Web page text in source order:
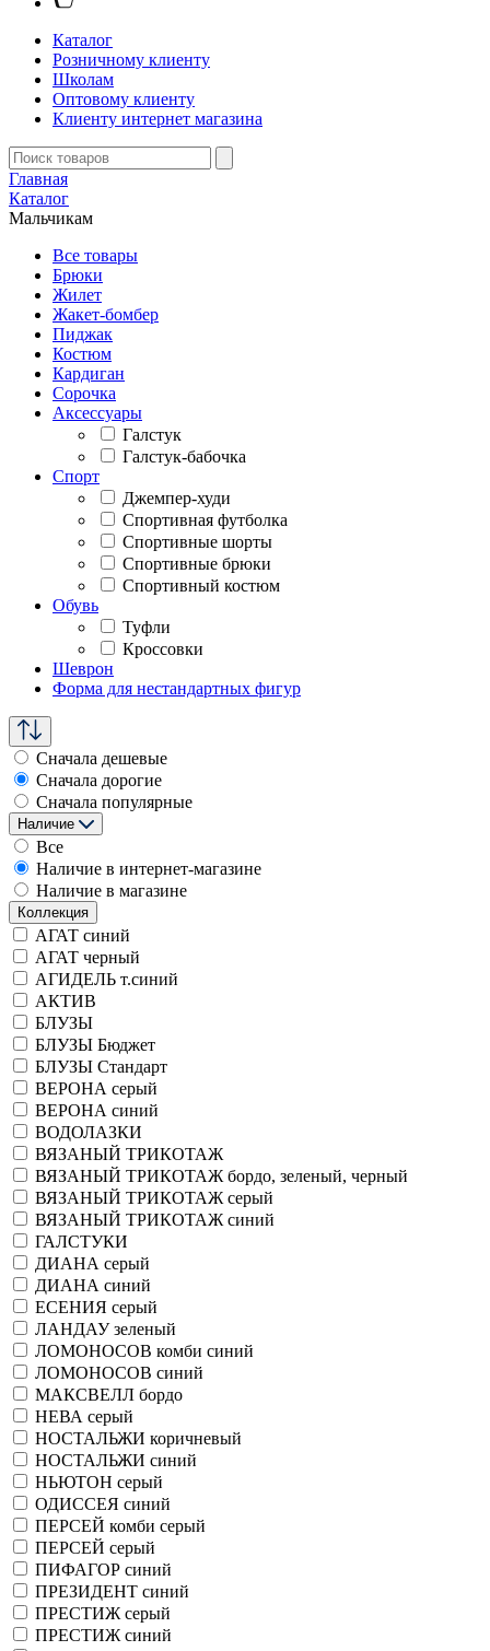
Каталог
Розничному клиенту
Школам
Оптовому клиенту
Клиенту интернет магазина
Главная
Каталог
Мальчикам
Все товары
Брюки
Жилет
Жакет-бомбер
Пиджак
Костюм
Кардиган
Сорочка
Аксессуары
Галстук
Галстук-бабочка
Спорт
Джемпер-худи
Спортивная футболка
Спортивные шорты
Спортивные брюки
Спортивный костюм
Обувь
Туфли
Кроссовки
Шеврон
Форма для нестандартных фигур
Сначала дешевые
Сначала дорогие
Сначала популярные
Наличие
Все
Наличие в интернет-магазине
Наличие в магазине
Коллекция
АГАТ синий
АГАТ черный
АГИДЕЛЬ т.синий
АКТИВ
БЛУЗЫ
БЛУЗЫ Бюджет
БЛУЗЫ Стандарт
ВЕРОНА серый
ВЕРОНА синий
ВОДОЛАЗКИ
ВЯЗАНЫЙ ТРИКОТАЖ
ВЯЗАНЫЙ ТРИКОТАЖ бордо, зеленый, черный
ВЯЗАНЫЙ ТРИКОТАЖ серый
ВЯЗАНЫЙ ТРИКОТАЖ синий
ГАЛСТУКИ
ДИАНА серый
ДИАНА синий
ЕСЕНИЯ серый
ЛАНДАУ зеленый
ЛОМОНОСОВ комби синий
ЛОМОНОСОВ синий
МАКСВЕЛЛ бордо
НЕВА серый
НОСТАЛЬЖИ коричневый
НОСТАЛЬЖИ синий
НЬЮТОН серый
ОДИССЕЯ синий
ПЕРСЕЙ комби серый
ПЕРСЕЙ серый
ПИФАГОР синий
ПРЕЗИДЕНТ синий
ПРЕСТИЖ серый
ПРЕСТИЖ синий